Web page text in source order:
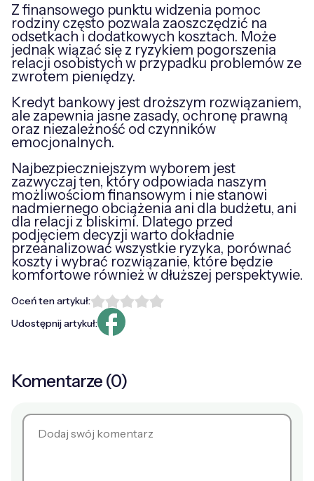
Z finansowego punktu widzenia pomoc
rodziny często pozwala zaoszczędzić na
odsetkach i dodatkowych kosztach. Może
jednak wiązać się z ryzykiem pogorszenia
relacji osobistych w przypadku problemów ze
zwrotem pieniędzy.
Kredyt bankowy jest droższym rozwiązaniem,
ale zapewnia jasne zasady, ochronę prawną
oraz niezależność od czynników
emocjonalnych.
Najbezpieczniejszym wyborem jest
zazwyczaj ten, który odpowiada naszym
możliwościom finansowym i nie stanowi
nadmiernego obciążenia ani dla budżetu, ani
dla relacji z bliskimi. Dlatego przed
podjęciem decyzji warto dokładnie
przeanalizować wszystkie ryzyka, porównać
koszty i wybrać rozwiązanie, które będzie
komfortowe również w dłuższej perspektywie.
Oceń ten artykuł:
Udostępnij artykuł:
Komentarze (0)